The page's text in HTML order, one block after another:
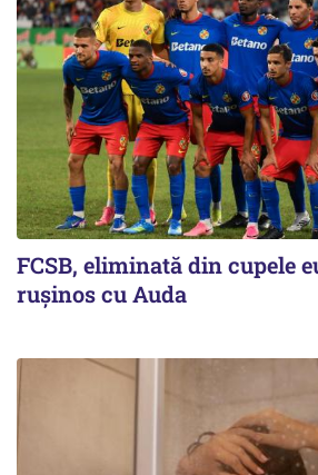
FCSB, eliminată din cupele
ruşinos cu Auda